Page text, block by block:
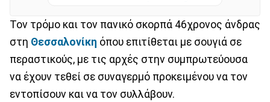
Τον τρόμο και τον πανικό σκορπά 46χρονος άνδρας
στη Θεσσαλονίκη όπου επιτίθεται με σουγιά σε
περαστικούς, με τις αρχές στην συμπρωτεύουσα
να έχουν τεθεί σε συναγερμό προκειμένου να τον
εντοπίσουν και να τον συλλάβουν.